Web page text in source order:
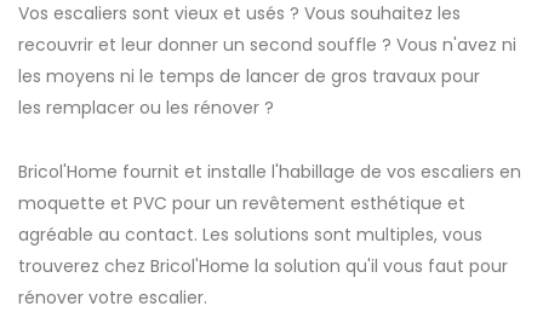
Vos escaliers sont vieux et usés ? Vous souhaitez les
recouvrir et leur donner un second souffle ? Vous n'avez ni
les moyens ni le temps de lancer de gros travaux pour
les remplacer ou les rénover ?
Bricol'Home fournit et installe l'habillage de vos escaliers en
moquette et PVC pour un revêtement esthétique et
agréable au contact. Les solutions sont multiples, vous
trouverez chez Bricol'Home la solution qu'il vous faut pour
rénover votre escalier.